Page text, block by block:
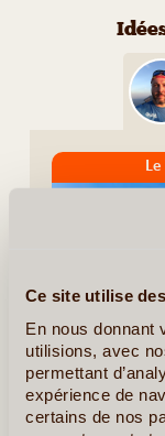
Ce site utilise
En nous donnant
utilisions, avec
permettant
expérience de
certains de nos